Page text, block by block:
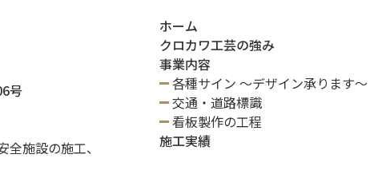
ホーム
クロカワ工芸の強み
事業内容
各種サイン ～デザイン承ります～
交通・道路標識
看板製作の工程
施工実績
号
施設の施工、